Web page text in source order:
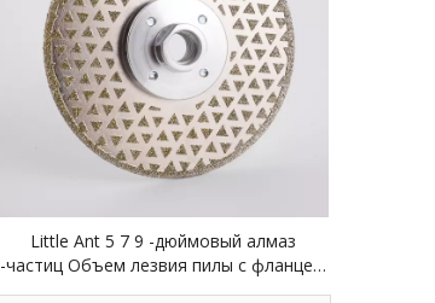
Little Ant 5 7 9 -дюймовый алмаз
-частиц Объем лезвия пилы с фланцем
для мраморной плитки керамики